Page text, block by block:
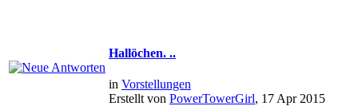
Hallöchen. ..
in Vorstellungen
Erstellt von PowerTowerGirl, 17 Apr 2015